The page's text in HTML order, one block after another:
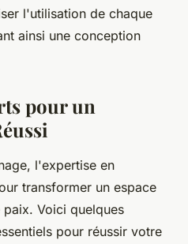
l'utilisation de chaque
ainsi une conception
pour un
l'expertise en
transformer un espace
Voici quelques
pour réussir votre